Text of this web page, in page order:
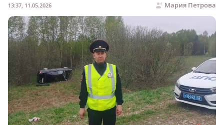
Мария Петрова
13:37, 11.05.2026